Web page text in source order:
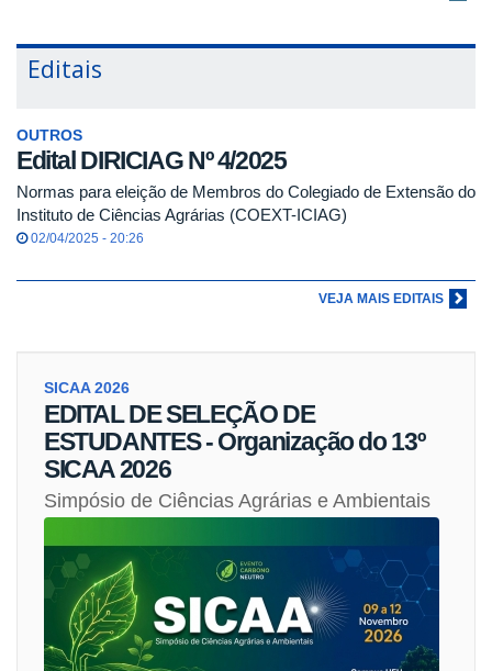
Editais
OUTROS
Edital DIRICIAG Nº 4/2025
Normas para eleição de Membros do Colegiado de Extensão do
Instituto de Ciências Agrárias (COEXT-ICIAG)
02/04/2025 - 20:26
VEJA MAIS EDITAIS
SICAA 2026
EDITAL DE SELEÇÃO DE
ESTUDANTES - Organização do 13º
SICAA 2026
Simpósio de Ciências Agrárias e Ambientais